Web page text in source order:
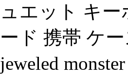
ュエット キ
ード 携帯 ケー
jeweled